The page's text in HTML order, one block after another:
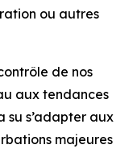
ou autres
de nos
aux tendances
su s’adapter aux
majeures